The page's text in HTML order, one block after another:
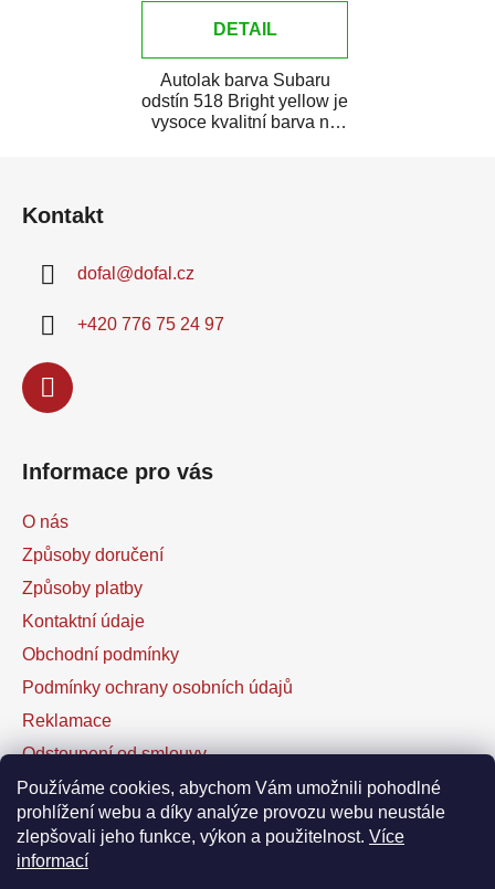
Používáme cookies, abychom Vám umožnili pohodlné
prohlížení webu a díky analýze provozu webu neustále
zlepšovali jeho funkce, výkon a použitelnost. Více
informací
DETAIL
Autolak barva Subaru
odstín 518 Bright yellow je
vysoce kvalitní barva na
Kontakt
dofal @dofal.cz
+420 776 75 24 97
Informace pro vás
O nás
Způsoby doručení
Způsoby platby
Kontaktní údaje
Obchodní podmínky
Podmínky ochrany osobních údajů
Reklamace
Odstoupení od smlouvy
Kontaktní formulář
Facebook